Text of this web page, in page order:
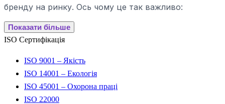
бренду на ринку. Ось чому це так важливо:
Показати більше
ISO Сертифікація
ISO 9001 – Якість
ISO 14001 – Екологія
ISO 45001 – Охорона праці
ISO 22000